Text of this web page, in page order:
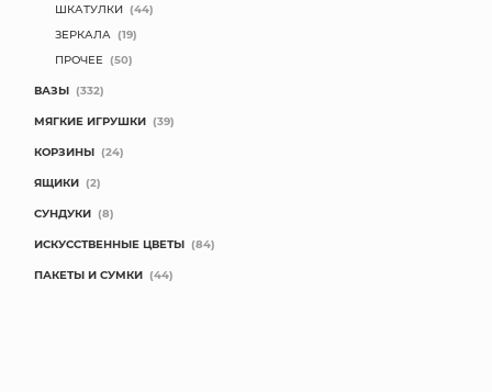
ШКАТУЛКИ (44)
ЗЕРКАЛА (19)
ПРОЧЕЕ (50)
ВАЗЫ (332)
МЯГКИЕ ИГРУШКИ (39)
КОРЗИНЫ (24)
ЯЩИКИ (2)
СУНДУКИ (8)
ИСКУССТВЕННЫЕ ЦВЕТЫ (84)
ПАКЕТЫ И СУМКИ (44)